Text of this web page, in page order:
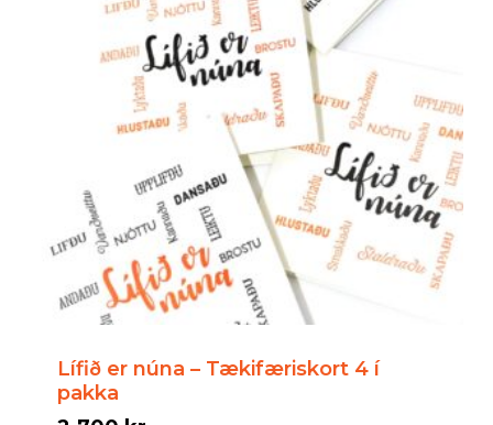
Lífið er núna – Tækifæriskort 4 í
pakka